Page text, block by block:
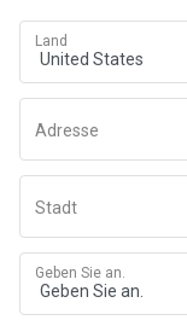
Land
Adresse
Stadt
Geben Sie an.